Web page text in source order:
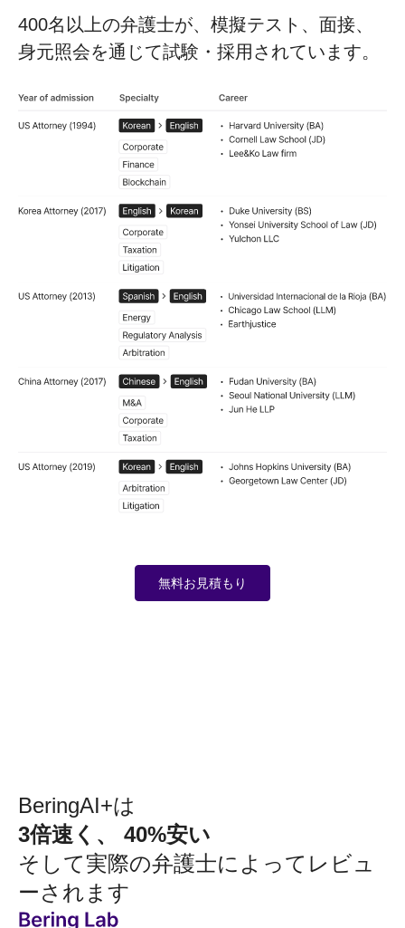
400名以上の弁護士が、模擬テスト、面接、
身元照会を通じて試験・採用されています。
無料お見積もり
BeringAI+は
3倍速く、 40%安い
そして実際の弁護士によってレビュ
ーされます